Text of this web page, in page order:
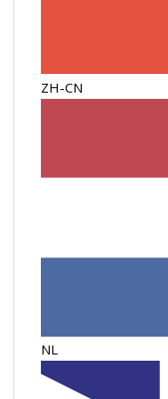
ZH-CN
NL